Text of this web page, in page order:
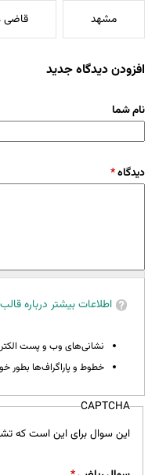
مشهد قاضی
افزودن دیدگاه جدید
نام شما
دیدگاه*
اطلاعات بیشتر درباره
نشانی‌های وب و پست
خطوط و پاراگراف‌ها بطور
CAPTCHA
این سوال برای این است که